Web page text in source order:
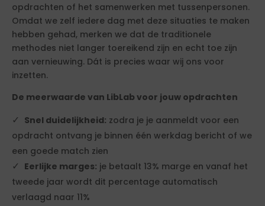
opdrachten of het samenwerken met tussenpersonen.
Omdat we zelf iedere dag met deze situaties te maken
hebben gehad, merken we dat de traditionele
methodes niet langer toereikend zijn en echt toe zijn
aan vernieuwing. Dát is precies waar wij ons voor
inzetten.
De meerwaarde van LibLab voor jouw opdrachten
Snel duidelijkheid: zodra je je aanmeldt voor een
opdracht ontvang je binnen één werkdag bericht of we
een goede match zien
Eerlijke marges: je betaalt 13% marge en vanaf het
tweede jaar wordt dit percentage automatisch
verlaagd naar 11%